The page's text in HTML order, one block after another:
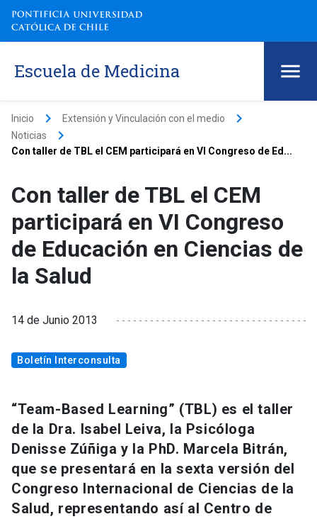
Escuela de Medicina
Inicio keyboard_arrow_right Extensión y Vinculación con el medio keyboard_arrow_right
Noticias keyboard_arrow_right
Con taller de TBL el CEM participará en VI Congreso de Ed...
Con taller de TBL el CEM
participará en VI Congreso
de Educación en Ciencias de
la Salud
14 de Junio 2013
Boletín Interconsulta
“Team-Based Learning” (TBL) es el taller
de la Dra. Isabel Leiva, la Psicóloga
Denisse Zúñiga y la PhD. Marcela Bitrán,
que se presentará en la sexta versión del
Congreso Internacional de Ciencias de la
Salud, representando así al Centro de